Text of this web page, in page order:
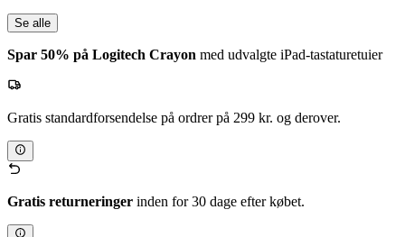
Se alle
Spar 50% på Logitech Crayon med udvalgte iPad-tastaturetuier
Gratis standardforsendelse på ordrer på 299 kr. og derover.
Gratis returneringer inden for 30 dage efter købet.